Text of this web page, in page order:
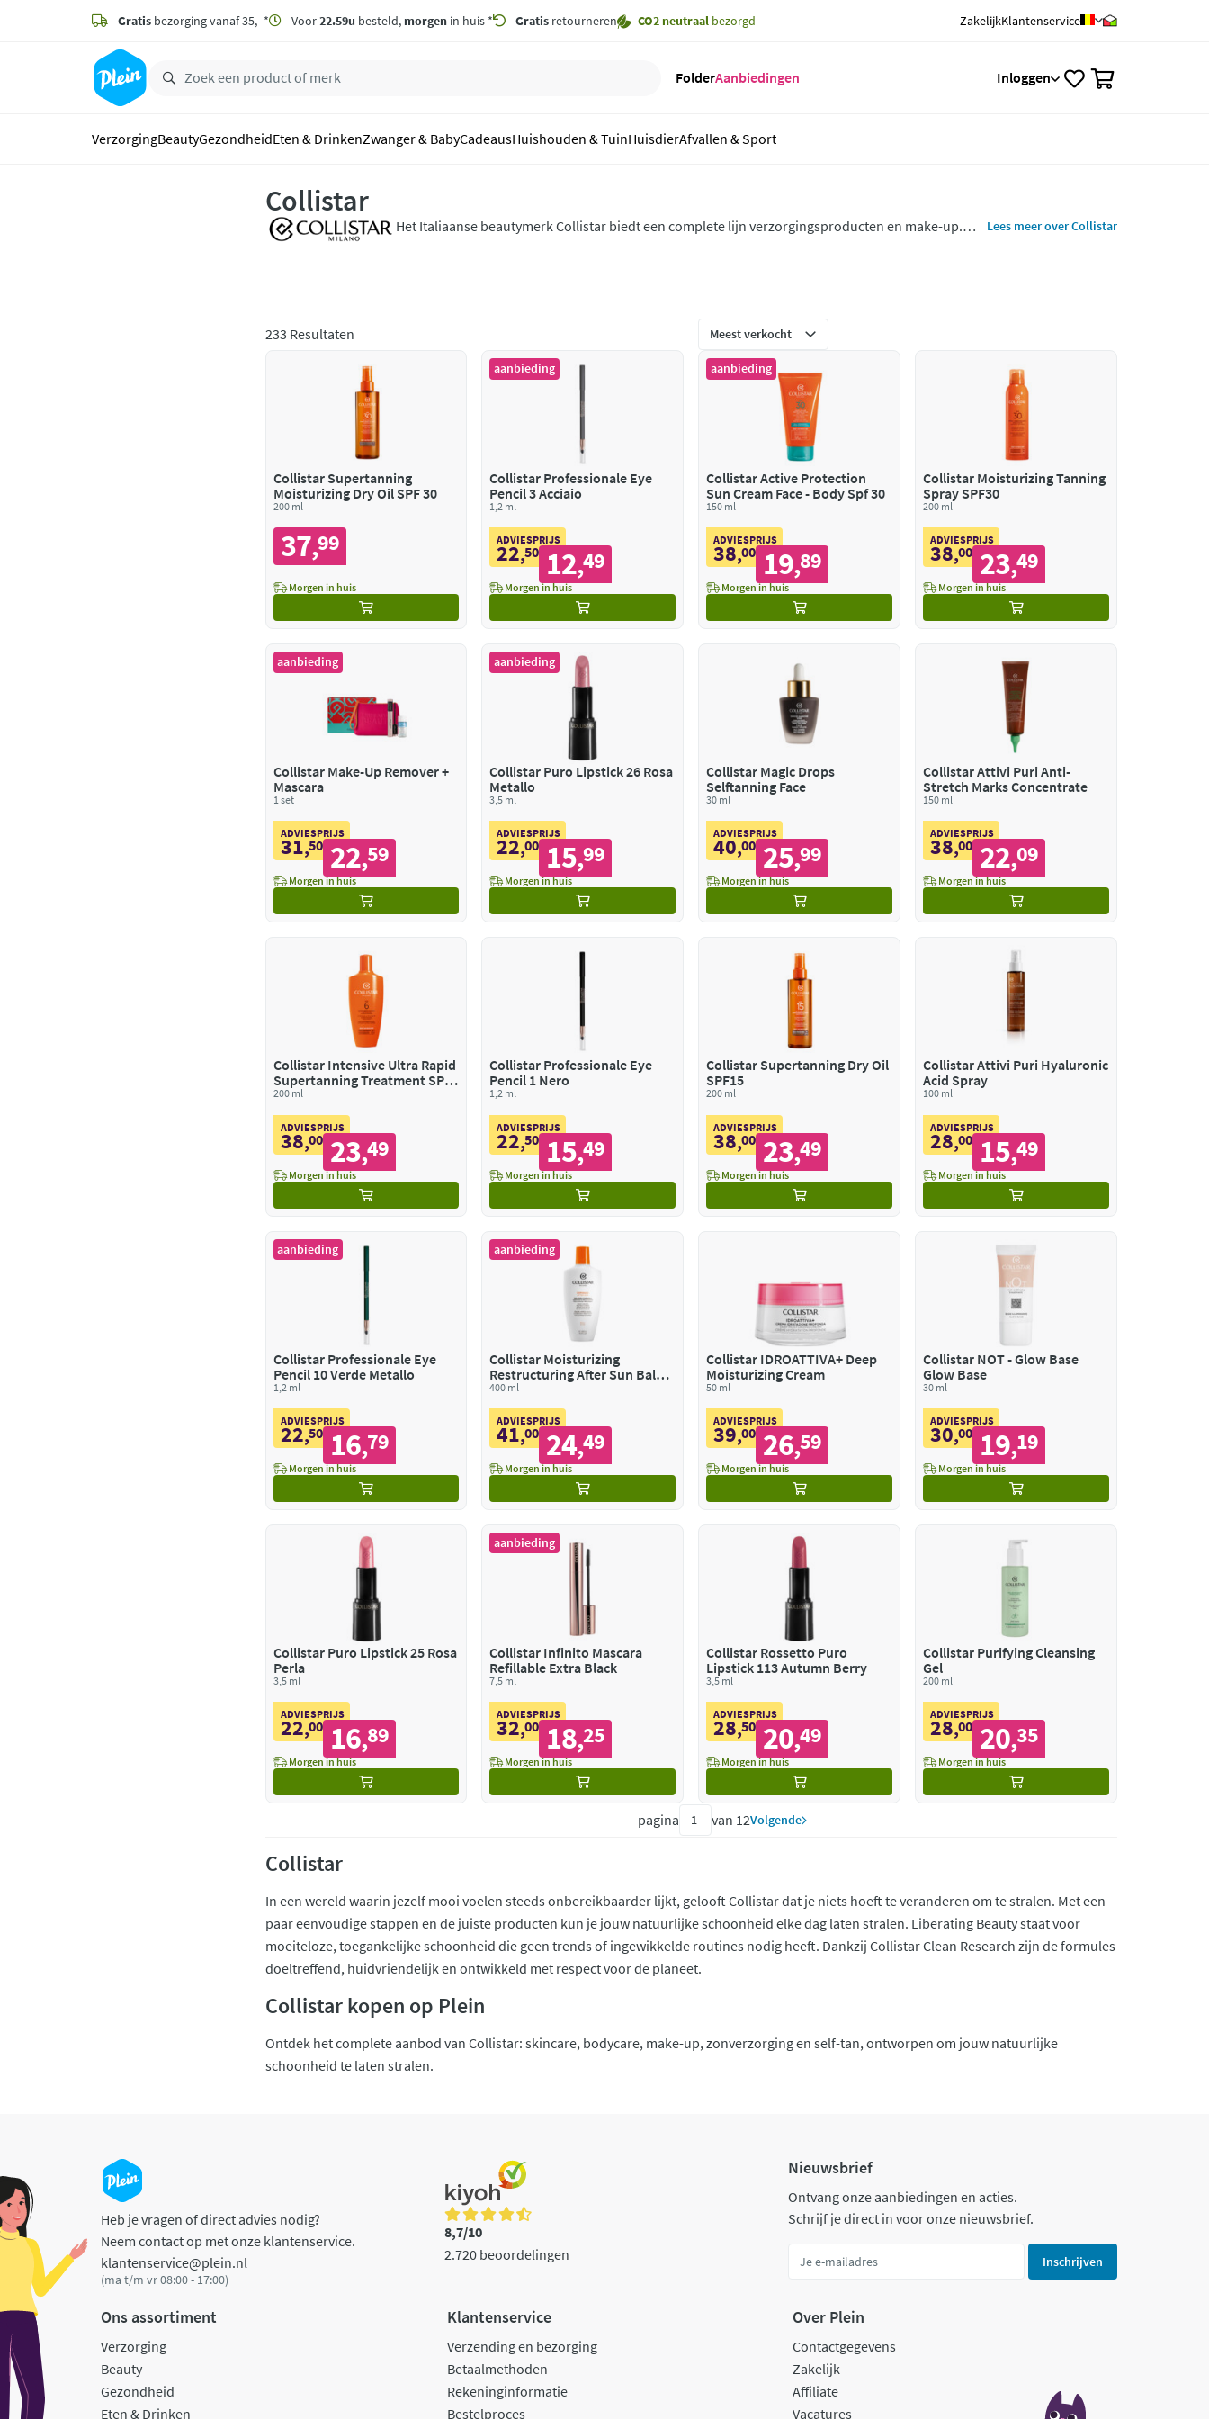
zoeken
hoofdinhoud
Gratis bezorging vanaf 35,- * Voor22.59u besteld, morgen in huis * Gratis retourneren CO2 neutraal bezorgd ZakelijkKlantenservice
FolderAanbiedingen Inloggen
VerzorgingBeautyGezondheidEten & DrinkenZwanger & BabyCadeausHuishouden & TuinHuisdierAfvallen & Sport
Collistar
Het Italiaanse beautymerk Collistar biedt een complete lijn verzorgingsproducten en make-up.
Lees meer over Collistar
233 Resultaten
Collistar Supertanning
Moisturizing Dry Oil SPF 30
200 ml
37,99
Morgen in huis
aanbieding
Collistar Professionale Eye
Pencil 3 Acciaio
1,2 ml
ADVIESPRIJS
22,50 12,49
Morgen in huis
aanbieding
Collistar Active Protection
Sun Cream Face - Body Spf 30
150 ml
ADVIESPRIJS
38,00 19,89
Morgen in huis
Collistar Moisturizing Tanning
Spray SPF30
200 ml
ADVIESPRIJS
38,00 23,49
Morgen in huis
aanbieding
Collistar Make-Up Remover +
Mascara
1 set
ADVIESPRIJS
31,50 22,59
Morgen in huis
aanbieding
Collistar Puro Lipstick 26 Rosa
Metallo
3,5 ml
ADVIESPRIJS
22,00 15,99
Morgen in huis
Collistar Magic Drops
Selftanning Face
30 ml
ADVIESPRIJS
40,00 25,99
Morgen in huis
Collistar Attivi Puri Anti-
Stretch Marks Concentrate
150 ml
ADVIESPRIJS
38,00 22,09
Morgen in huis
Collistar Intensive Ultra Rapid
Supertanning Treatment SPF
6
200 ml
ADVIESPRIJS
38,00 23,49
Morgen in huis
Collistar Professionale Eye
Pencil 1 Nero
1,2 ml
ADVIESPRIJS
22,50 15,49
Morgen in huis
Collistar Supertanning Dry Oil
SPF15
200 ml
ADVIESPRIJS
38,00 23,49
Morgen in huis
Collistar Attivi Puri Hyaluronic
Acid Spray
100 ml
ADVIESPRIJS
28,00 15,49
Morgen in huis
aanbieding
Collistar Professionale Eye
Pencil 10 Verde Metallo
1,2 ml
ADVIESPRIJS
22,50 16,79
Morgen in huis
aanbieding
Collistar Moisturizing
Restructuring After Sun Balm
After Sun Balsem
400 ml
ADVIESPRIJS
41,00 24,49
Morgen in huis
Collistar IDROATTIVA+ Deep
Moisturizing Cream
50 ml
ADVIESPRIJS
39,00 26,59
Morgen in huis
Collistar NOT - Glow Base
Glow Base
30 ml
ADVIESPRIJS
30,00 19,19
Morgen in huis
Collistar Puro Lipstick 25 Rosa
Perla
3,5 ml
ADVIESPRIJS
22,00 16,89
Morgen in huis
aanbieding
Collistar Infinito Mascara
Refillable Extra Black
7,5 ml
ADVIESPRIJS
32,00 18,25
Morgen in huis
Collistar Rossetto Puro
Lipstick 113 Autumn Berry
3,5 ml
ADVIESPRIJS
28,50 20,49
Morgen in huis
Collistar Purifying Cleansing
Gel
200 ml
ADVIESPRIJS
28,00 20,35
Morgen in huis
pagina van 12Volgende
Collistar
In een wereld waarin jezelf mooi voelen steeds onbereikbaarder lijkt, gelooft Collistar dat je niets hoeft te veranderen om te stralen. Met een
paar eenvoudige stappen en de juiste producten kun je jouw natuurlijke schoonheid elke dag laten stralen. Liberating Beauty staat voor
moeiteloze, toegankelijke schoonheid die geen trends of ingewikkelde routines nodig heeft. Dankzij Collistar Clean Research zijn de formules
doeltreffend, huidvriendelijk en ontwikkeld met respect voor de planeet.
Collistar kopen op Plein
Ontdek het complete aanbod van Collistar: skincare, bodycare, make-up, zonverzorging en self-tan, ontworpen om jouw natuurlijke
schoonheid te laten stralen.
Heb je vragen of direct advies nodig?
Neem contact op met onze klantenservice.
klantenservice@plein.nl
(ma t/m vr 08:00 - 17:00)
8,7/10
2.720 beoordelingen
Nieuwsbrief
Ontvang onze aanbiedingen en acties.
Schrijf je direct in voor onze nieuwsbrief.
Inschrijven
Ons assortiment
Verzorging
Beauty
Gezondheid
Eten & Drinken
Klantenservice
Verzending en bezorging
Betaalmethoden
Rekeninginformatie
Bestelproces
Over Plein
Contactgegevens
Zakelijk
Affiliate
Vacatures